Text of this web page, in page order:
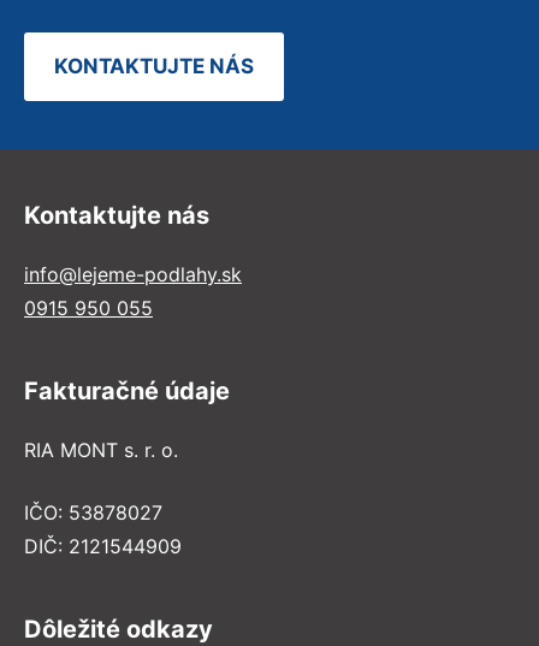
KONTAKTUJTE NÁS
Kontaktujte nás
info@lejeme-podlahy.sk
0915 950 055
Fakturačné údaje
RIA MONT s. r. o.
IČO: 53878027
DIČ: 2121544909
Dôležité odkazy